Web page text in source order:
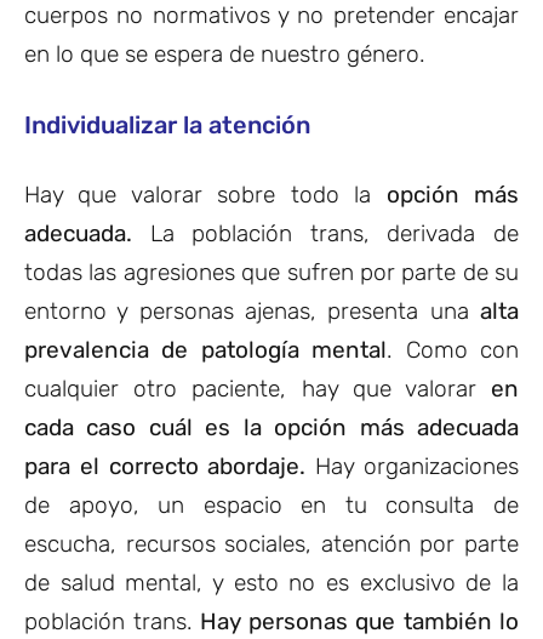
cuerpos no normativos y no pretender encajar
en lo que se espera de nuestro género.
Individualizar la atención
Hay que valorar sobre todo la opción más
adecuada. La población trans, derivada de
todas las agresiones que sufren por parte de su
entorno y personas ajenas, presenta una alta
prevalencia de patología mental. Como con
cualquier otro paciente, hay que valorar en
cada caso cuál es la opción más adecuada
para el correcto abordaje. Hay organizaciones
de apoyo, un espacio en tu consulta de
escucha, recursos sociales, atención por parte
de salud mental, y esto no es exclusivo de la
población trans. Hay personas que también lo